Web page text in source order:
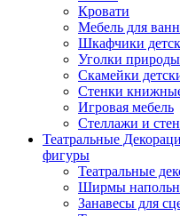
Кровати
Мебель для
Шкафчики
Уголки природы
Скамейки
Стенки
Игровая мебель
Стеллажи и
Театральные
фигуры
Театральные
Ширмы
Занавесы для